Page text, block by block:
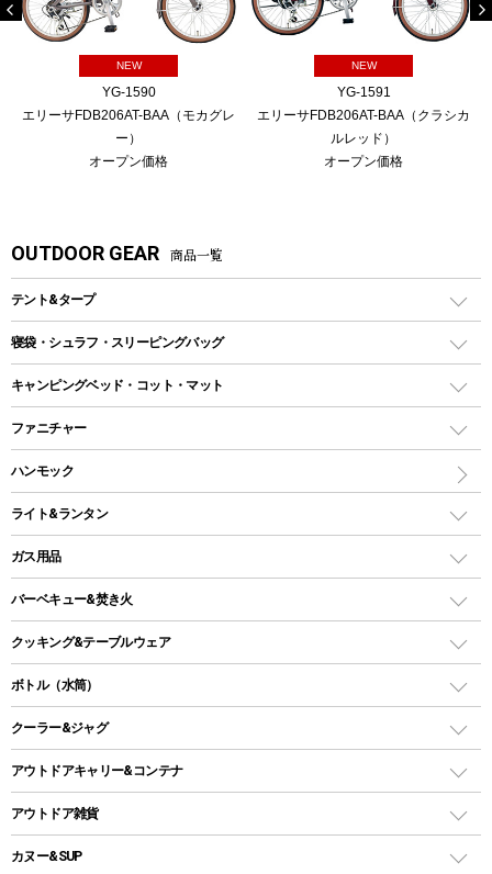
NEW
YG-1590
エリーサFDB206AT-BAA（モカグレ
ー）
オープン価格
NEW
YG-1591
エリーサFDB206AT-BAA（クラシカ
ルレッド）
オープン価格
OUTDOOR GEAR 商品一覧
テント&タープ
テント
ツールームテント
ワンポールテント
シェルターテント
ロッジ型・オリジナルテント
タープ
スクエアタープ（レクタタープ）
メッシュタープ
自立式タープ
パラソル
テントアクセサリー
ペグ
寝袋・シュラフ・スリーピングバッグ
レクタングラー型（封筒型）シュラフ
インナーシュラフ
キャンピングベッド・コット・マット
キャンピングベッド・コット
インフレータブルマット
ファニチャー
アウトドアテーブル
レジャーシート
ハンモック
ライト&ランタン
LEDランタン
ガスランタン
オイルランタン
LEDライト
ヘッドライト
キャンドル
ガス用品
ガスバーナー
ガス缶
ガストーチ、ライター
バーベキュー&焚き火
バーベキューコンロ、グリル
焚き火台タイプ（ロースタイル）グリル
卓上タイプグリル
パーティータイプグリル
鉄板、アミ
クッキング&テーブルウェア
ダッチオーブン
ホットサンドメーカー
クッカーセット
シェラカップ
ボトル（水筒）
ステンレスボトル
コップ付きタイプ
ワンタッチタイプ
プラスチックボトル
クーラー&ジャグ
クーラーボックス
クーラーバッグ
ウォータージャグ
アウトドアキャリー&コンテナ
アウトドアキャリー
アウトドア雑貨
バックパック&バッグ
カヌー&SUP